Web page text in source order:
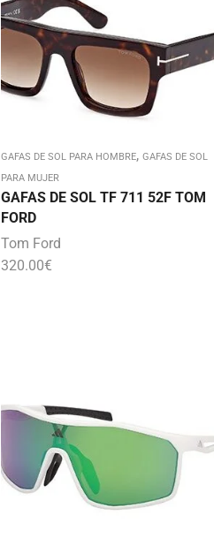
GAFAS DE SOL PARA HOMBRE, GAFAS DE SOL
PARA MUJER
GAFAS DE SOL TF 711 52F TOM
FORD
Tom Ford
320.00€